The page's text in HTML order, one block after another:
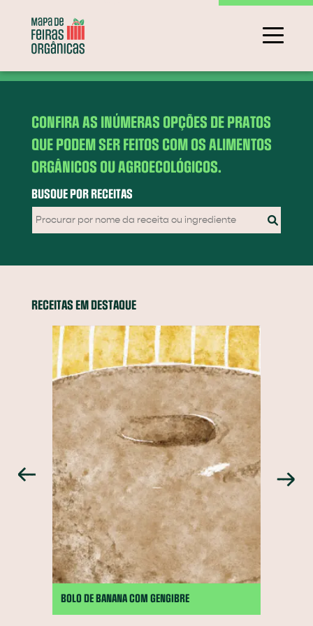
CONFIRA AS INÚMERAS OPÇÕES DE PRATOS
QUE PODEM SER FEITOS COM OS ALIMENTOS
ORGÂNICOS OU AGROECOLÓGICOS.
BUSQUE POR RECEITAS
RECEITAS EM DESTAQUE
BOLO DE BANANA COM GENGIBRE